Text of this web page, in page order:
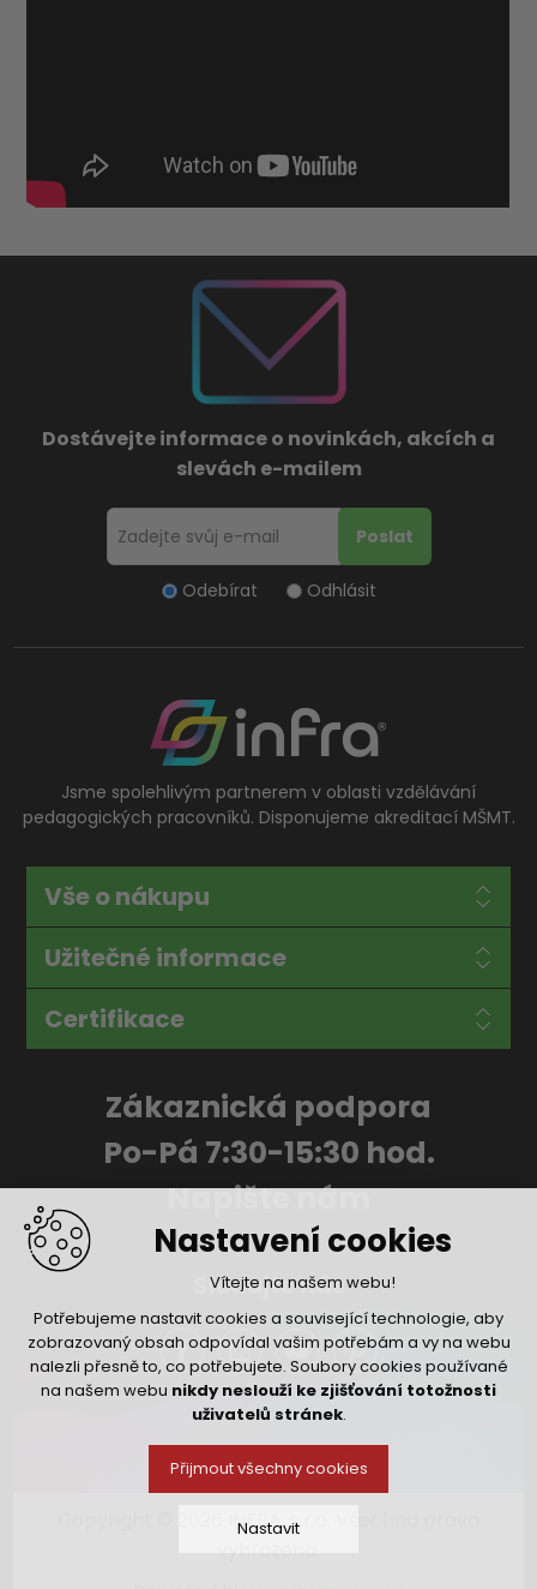
Nastavení cookies
Vítejte na našem webu!
Potřebujeme nastavit cookies a související technologie, aby
zobrazovaný obsah odpovídal vašim potřebám a vy na webu
nalezli přesně to, co potřebujete. Soubory cookies používané
na našem webu nikdy neslouží ke zjišťování totožnosti
uživatelů stránek.
Přijmout všechny cookies
Nastavit
Dostávejte informace o novinkách, akcích a
slevách e-mailem
Odebírat Odhlásit
Jsme spolehlivým partnerem v oblasti vzdělávání
pedagogických pracovníků. Disponujeme akreditací MŠMT.
Vše o nákupu
Užitečné informace
Certifikace
Zákaznická podpora
Po-Pá 7:30-15:30 hod.
Napište nám
Sledujte nás
Copyright © 2026 INFRA, s.r.o. Všechna práva
vyhrazena.